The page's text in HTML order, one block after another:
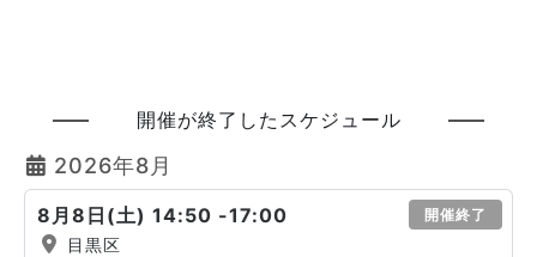
開催が終了したスケジュール
2026年8月
8月8日(土) 14:50 -17:00 開催終了
目黒区